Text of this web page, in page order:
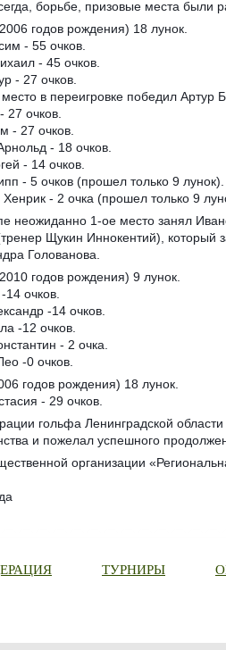
борьбе, призовые места
годов рождения) 18 лунок.
- 55 очков.
- 45 очков.
- 27 очков.
в переигровке победил Артур
27 очков.
- 27 очков.
- 18 очков.
- 14 очков.
- 5 очков (прошел только 9 лунок).
- 2 очка (прошел только 9
неожиданно 1-ое место занял
Щукин Иннокентий), который
Голованова.
годов рождения) 9 лунок.
14 очков.
-14 очков.
-12 очков.
- 2 очка.
-0 очков.
годов рождения) 18 лунок.
- 29 очков.
гольфа Ленинградской
и пожелал успешного
организации
ТУРНИРЫ